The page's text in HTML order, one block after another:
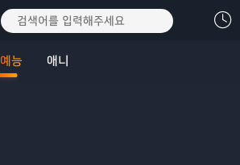
예능 애니